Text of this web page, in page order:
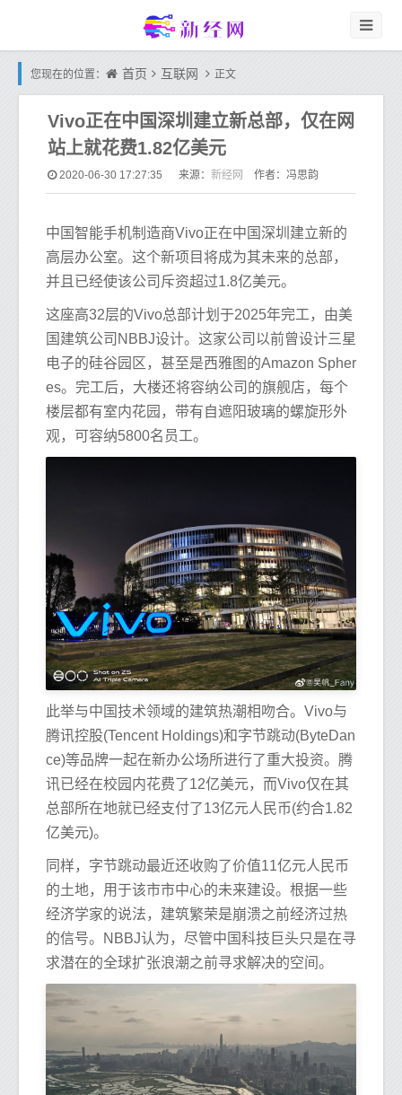
您现在的位置： 首页 互联网 正文
Vivo正在中国深圳建立新总部，仅在网
站上就花费1.82亿美元
2020-06-30 17:27:35 来源： 新经网 作者：冯思韵
中国智能手机制造商Vivo正在中国深圳建立新的
高层办公室。这个新项目将成为其未来的总部，
并且已经使该公司斥资超过1.8亿美元。
这座高32层的Vivo总部计划于2025年完工，由美
国建筑公司NBBJ设计。这家公司以前曾设计三星
电子的硅谷园区，甚至是西雅图的Amazon Spher
es。完工后，大楼还将容纳公司的旗舰店，每个
楼层都有室内花园，带有自遮阳玻璃的螺旋形外
观，可容纳5800名员工。
此举与中国技术领域的建筑热潮相吻合。Vivo与
腾讯控股(Tencent Holdings)和字节跳动(ByteDan
ce)等品牌一起在新办公场所进行了重大投资。腾
讯已经在校园内花费了12亿美元，而Vivo仅在其
总部所在地就已经支付了13亿元人民币(约合1.82
亿美元)。
同样，字节跳动最近还收购了价值11亿元人民币
的土地，用于该市市中心的未来建设。根据一些
经济学家的说法，建筑繁荣是崩溃之前经济过热
的信号。NBBJ认为，尽管中国科技巨头只是在寻
求潜在的全球扩张浪潮之前寻求解决的空间。